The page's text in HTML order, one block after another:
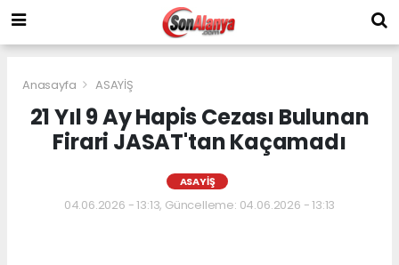
Anasayfa ASAYİŞ
21 Yıl 9 Ay Hapis Cezası Bulunan
Firari JASAT'tan Kaçamadı
ASAYİŞ
04.06.2026 - 13:13, Güncelleme: 04.06.2026 - 13:13